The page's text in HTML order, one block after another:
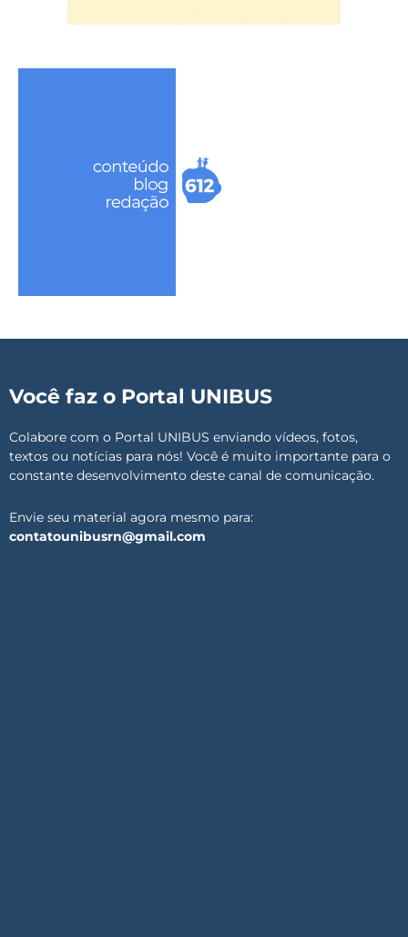
Você faz o Portal UNIBUS
Colabore com o Portal UNIBUS enviando vídeos, fotos,
textos ou notícias para nós! Você é muito importante para o
constante desenvolvimento deste canal de comunicação.
Envie seu material agora mesmo para:
contatounibusrn@gmail.com